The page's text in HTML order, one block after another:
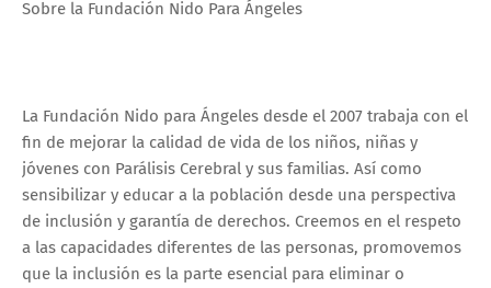
Sobre la Fundación Nido Para Ángeles
La Fundación Nido para Ángeles desde el 2007 trabaja con el
fin de mejorar la calidad de vida de los niños, niñas y
jóvenes con Parálisis Cerebral y sus familias. Así como
sensibilizar y educar a la población desde una perspectiva
de inclusión y garantía de derechos. Creemos en el respeto
a las capacidades diferentes de las personas, promovemos
que la inclusión es la parte esencial para eliminar o